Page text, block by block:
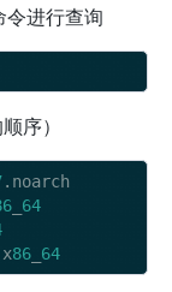
进行查询
序）
64
86 64